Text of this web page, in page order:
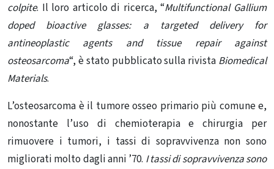
colpite. Il loro articolo di ricerca, “Multifunctional Gallium
doped bioactive glasses: a targeted delivery for
antineoplastic agents and tissue repair against
osteosarcoma“, è stato pubblicato sulla rivista Biomedical
Materials.
L’osteosarcoma è il tumore osseo primario più comune e,
nonostante l’uso di chemioterapia e chirurgia per
rimuovere i tumori, i tassi di sopravvivenza non sono
migliorati molto dagli anni ’70. I tassi di sopravvivenza sono